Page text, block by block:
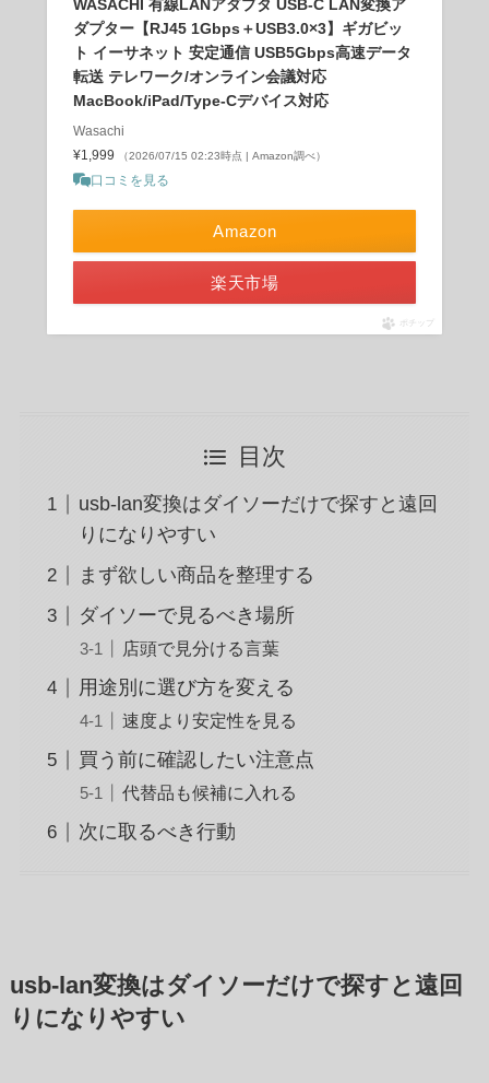
WASACHI 有線LANアダプタ USB-C LAN変換ア
ダプター【RJ45 1Gbps＋USB3.0×3】ギガビッ
ト イーサネット 安定通信 USB5Gbps高速データ
転送 テレワーク/オンライン会議対応
MacBook/iPad/Type-Cデバイス対応
Wasachi
¥1,999
（2026/07/15 02:23時点 | Amazon調べ）
口コミを見る
Amazon
楽天市場
ポチップ
目次
usb-lan変換はダイソーだけで探すと遠回
りになりやすい
まず欲しい商品を整理する
ダイソーで見るべき場所
店頭で見分ける言葉
用途別に選び方を変える
速度より安定性を見る
買う前に確認したい注意点
代替品も候補に入れる
次に取るべき行動
usb-lan変換はダイソーだけで探すと遠回
りになりやすい